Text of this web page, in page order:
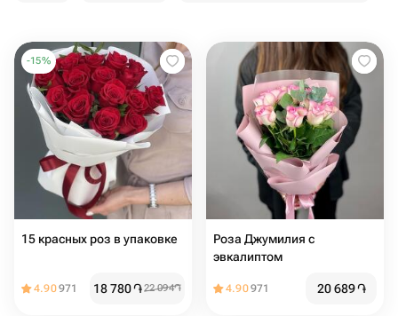
-15%
15 красных роз в упаковке
4.90971 18 780֏22 094֏
Роза Джумилия с
эвкалиптом
4.90971 20 689֏